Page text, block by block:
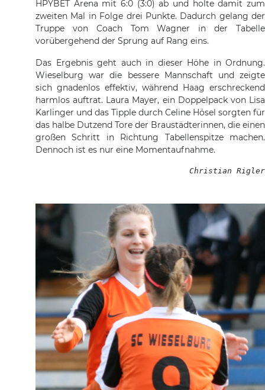
HPYBET Arena mit 6:0 (3:0) ab und holte damit zum
zweiten Mal in Folge drei Punkte. Dadurch gelang der
Truppe von Coach Tom Wagner in der Tabelle
vorübergehend der Sprung auf Rang eins.
Das Ergebnis geht auch in dieser Höhe in Ordnung.
Wieselburg war die bessere Mannschaft und zeigte
sich gnadenlos effektiv, während Haag erschreckend
harmlos auftrat. Laura Mayer, ein Doppelpack von Lisa
Karlinger und das Tipple durch Celine Hösel sorgten für
das halbe Dutzend Tore der Braustädterinnen, die einen
großen Schritt in Richtung Tabellenspitze machen.
Dennoch ist es nur eine Momentaufnahme.
Christian Rigler